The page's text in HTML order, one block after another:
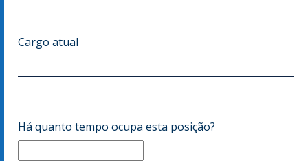
Cargo atual
Há quanto tempo ocupa esta posição?